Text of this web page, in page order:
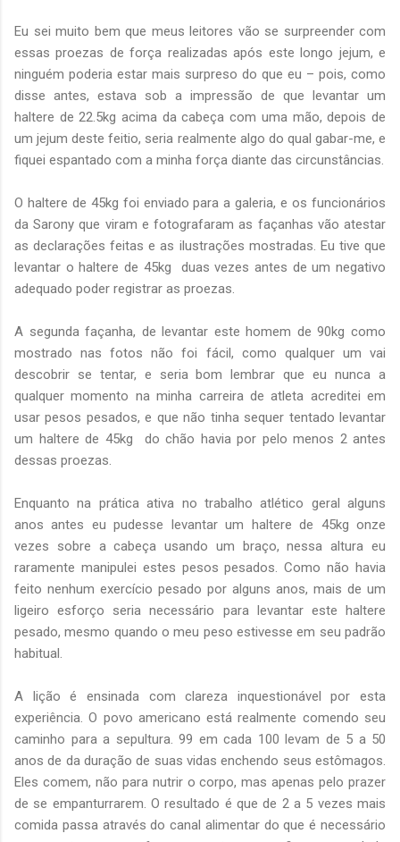
Eu sei muito bem que meus leitores vão se surpreender com
essas proezas de força realizadas após este longo jejum, e
ninguém poderia estar mais surpreso do que eu – pois, como
disse antes, estava sob a impressão de que levantar um
haltere de 22.5kg acima da cabeça com uma mão, depois de
um jejum deste feitio, seria realmente algo do qual gabar-me, e
fiquei espantado com a minha força diante das circunstâncias.
O haltere de 45kg foi enviado para a galeria, e os funcionários
da Sarony que viram e fotografaram as façanhas vão atestar
as declarações feitas e as ilustrações mostradas. Eu tive que
levantar o haltere de 45kg duas vezes antes de um negativo
adequado poder registrar as proezas.
A segunda façanha, de levantar este homem de 90kg como
mostrado nas fotos não foi fácil, como qualquer um vai
descobrir se tentar, e seria bom lembrar que eu nunca a
qualquer momento na minha carreira de atleta acreditei em
usar pesos pesados, e que não tinha sequer tentado levantar
um haltere de 45kg do chão havia por pelo menos 2 antes
dessas proezas.
Enquanto na prática ativa no trabalho atlético geral alguns
anos antes eu pudesse levantar um haltere de 45kg onze
vezes sobre a cabeça usando um braço, nessa altura eu
raramente manipulei estes pesos pesados. Como não havia
feito nenhum exercício pesado por alguns anos, mais de um
ligeiro esforço seria necessário para levantar este haltere
pesado, mesmo quando o meu peso estivesse em seu padrão
habitual.
A lição é ensinada com clareza inquestionável por esta
experiência. O povo americano está realmente comendo seu
caminho para a sepultura. 99 em cada 100 levam de 5 a 50
anos de da duração de suas vidas enchendo seus estômagos.
Eles comem, não para nutrir o corpo, mas apenas pelo prazer
de se empanturrarem. O resultado é que de 2 a 5 vezes mais
comida passa através do canal alimentar do que é necessário